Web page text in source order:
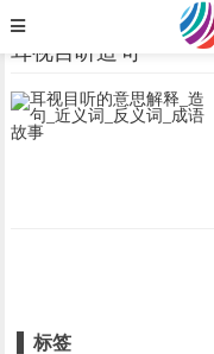
› ›
耳视目听造句
耳视目听造句
标签